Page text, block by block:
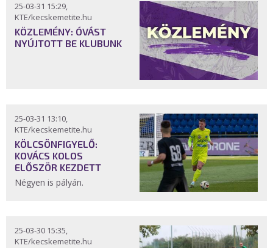
25-03-31 15:29,
KTE/kecskemetite.hu
KÖZLEMÉNY: ÓVÁST
NYÚJTOTT BE KLUBUNK
25-03-31 13:10,
KTE/kecskemetite.hu
KÖLCSÖNFIGYELŐ:
KOVÁCS KOLOS
ELŐSZÖR KEZDETT
Négyen is pályán.
25-03-30 15:35,
KTE/kecskemetite.hu